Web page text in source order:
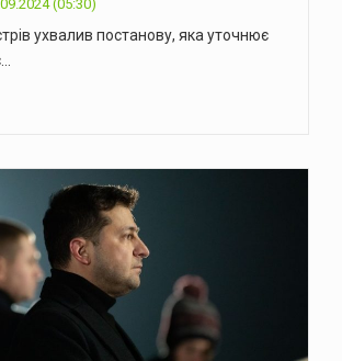
(05:30)
ухвалив постанову, яка уточнює